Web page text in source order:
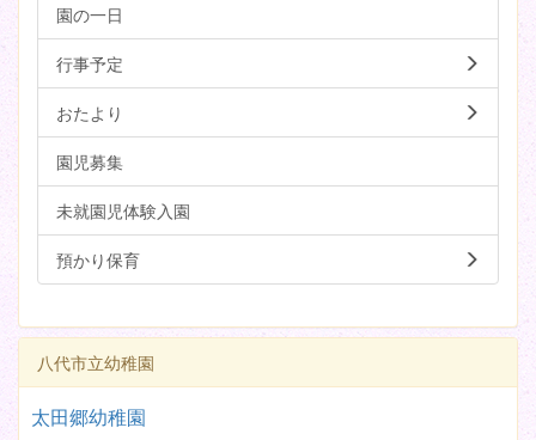
園の一日
行事予定
おたより
園児募集
未就園児体験入園
預かり保育
八代市立幼稚園
太田郷幼稚園